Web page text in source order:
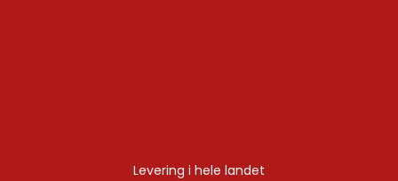
Levering i hele landet